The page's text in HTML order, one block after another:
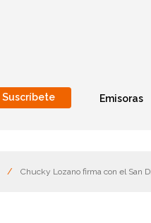
Suscríbete Emisoras
/ Chucky Lozano firma con el San